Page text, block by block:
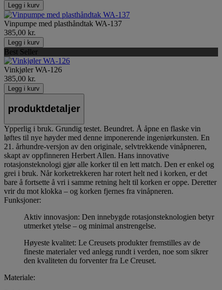
Legg i kurv
Vinpumpe med plasthåndtak WA-137
385,00 kr.
Legg i kurv
Best Seller
Vinkjøler WA-126
385,00 kr.
Legg i kurv
produktdetaljer
Ypperlig i bruk. Grundig testet. Beundret. Å åpne en flaske vin
løftes til nye høyder med denne imponerende ingeniørkunsten. En
21. århundre-versjon av den originale, selvtrekkende vinåpneren,
skapt av oppfinneren Herbert Allen. Hans innovative
rotasjonsteknologi gjør alle korker til en lett match. Den er enkel og
grei i bruk. Når korketrekkeren har rotert helt ned i korken, er det
bare å fortsette å vri i samme retning helt til korken er oppe. Deretter
vrir du mot klokka – og korken fjernes fra vinåpneren.
Funksjoner:
Aktiv innovasjon: Den innebygde rotasjonsteknologien betyr
utmerket ytelse – og minimal anstrengelse.
Høyeste kvalitet: Le Creusets produkter fremstilles av de
fineste materialer ved anlegg rundt i verden, noe som sikrer
den kvaliteten du forventer fra Le Creuset.
Materiale: